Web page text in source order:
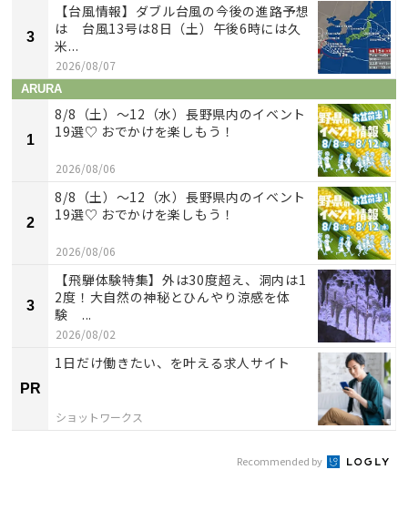
3
【台風情報】ダブル台風の今後の進路予想
は 台風13号は8日（土）午後6時には久
米...
2026/08/07
ARURA
1
8/8（土）〜12（水）長野県内のイベント
19選♡ おでかけを楽しもう！
2026/08/06
2
8/8（土）〜12（水）長野県内のイベント
19選♡ おでかけを楽しもう！
2026/08/06
3
【飛騨体験特集】外は30度超え、洞内は1
2度！大自然の神秘とひんやり涼感を体
験 ...
2026/08/02
PR
1日だけ働きたい、を叶える求人サイト
ショットワークス
Recommended by